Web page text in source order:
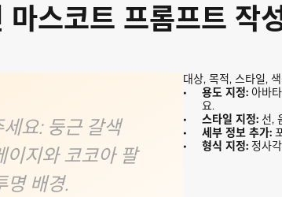
마스코트 프롬프트 작
요: 둥근 갈색
이지와 코코아 팔
명 배경.
대상, 목적, 스타일,
용도 지정: 아바
요.
스타일 지정: 선,
세부 정보 추가:
형식 지정: 정사